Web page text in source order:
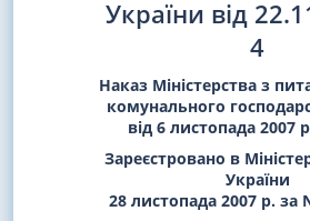
України від
4
Наказ Міністерства з
комунального
від 6 листопада 2007
Зареєстровано в
України
28 листопада 2007 р. за